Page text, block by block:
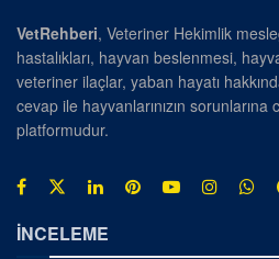
VetRehberi, Veteriner Hekimlik
hastalıkları, hayvan beslenmesi,
veteriner ilaçlar, yaban hayatı
cevap ile hayvanlarınızın
platformudur.
İNCELEME